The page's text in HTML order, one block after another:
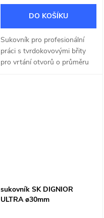
DO KOŠÍKU
Sukovník pro profesionální
práci s tvrdokovovými břity
pro vrtání otvorů o průměru
sukovník SK DIGNIOR
ULTRA ø30mm